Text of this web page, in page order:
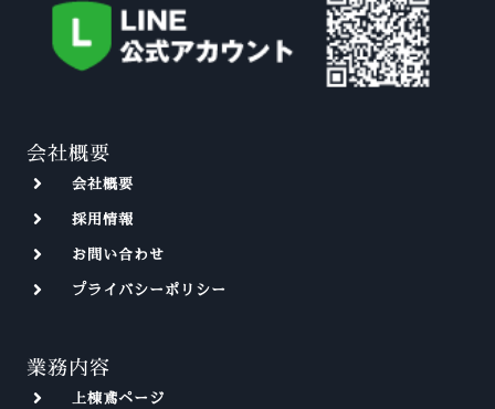
会社概要
会社概要
採用情報
お問い合わせ
プライバシーポリシー
業務内容
上棟鳶ページ